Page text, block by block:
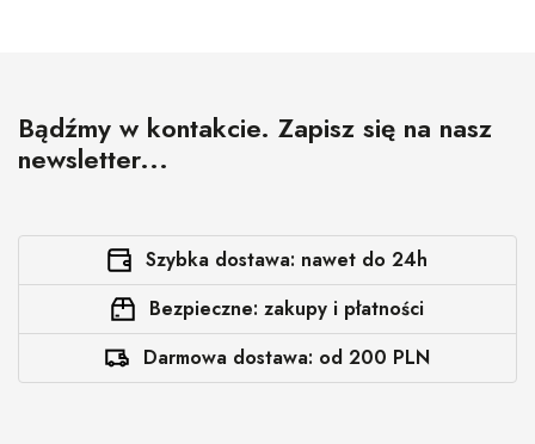
Bądźmy w kontakcie. Zapisz się na nasz
newsletter...
Szybka dostawa: nawet do 24h
Bezpieczne: zakupy i płatności
Darmowa dostawa: od 200 PLN